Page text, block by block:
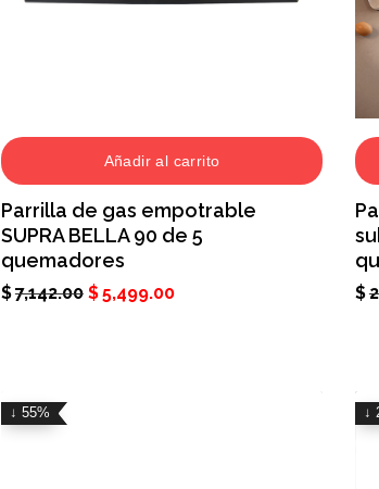
Añadir al carrito
Parrilla de gas empotrable
SUPRA BELLA 90 de 5
quemadores
$7,142.00 $5,499.00 $
↓ 55% ↓